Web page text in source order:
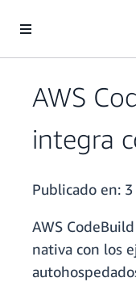
AWS
integra
Publicado en:
AWS
nativa con los